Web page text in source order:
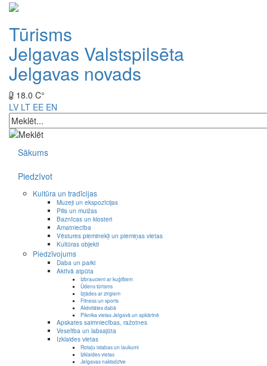
Tūrisms
Jelgavas Valstspilsēta
Jelgavas novads
18.0 C°
LV LT EE EN
Sākums
Piedzīvot
Kultūra un tradīcijas
Muzeji un ekspozīcijas
Pilis un muižas
Baznīcas un klosteri
Amatniecība
Vēstures pieminekļi un piemiņas vietas
Kultūras objekti
Piedzīvojums
Daba un parki
Aktīvā atpūta
Izbraucieni ar kuģīšiem
Ūdens tūrisms
Izjādes ar zirgiem
Fitness un sports
Aktivitātes dabā
Piknika vietas Jelgavā un apkārtnē
Apskates saimniecības, ražotnes
Veselība un labsajūta
Izklaides vietas
Rotaļu istabas un laukumi
Izklaides vietas
Jelgavas naktsdzīve